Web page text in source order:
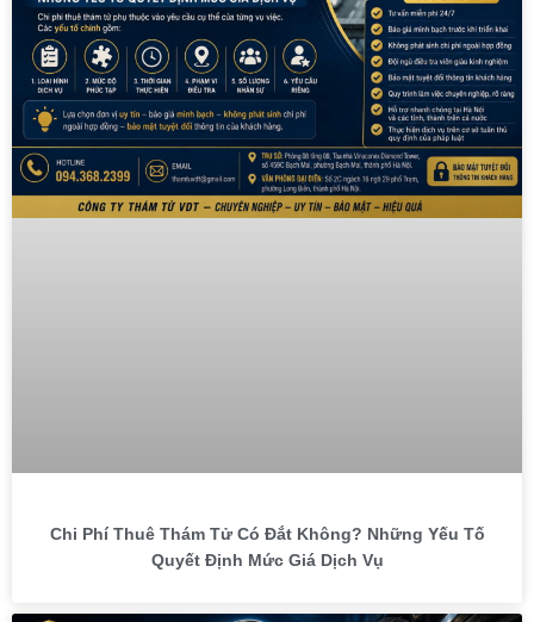
Chi Phí Thuê Thám Tử Có Đắt Không? Những Yếu Tố
Quyết Định Mức Giá Dịch Vụ